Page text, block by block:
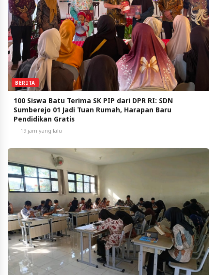
BERITA
100 Siswa Batu Terima SK PIP dari DPR RI: SDN
Sumberejo 01 Jadi Tuan Rumah, Harapan Baru
Pendidikan Gratis
19 jam yang lalu